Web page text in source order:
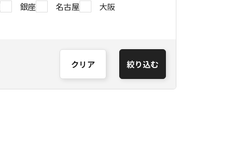
銀座 名古屋
大阪
クリア 絞り込む